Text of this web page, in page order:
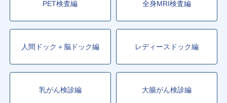
PET検査編 全身MRI検査編
人間ドック＋脳ドック編 レディースドック編
乳がん検診編 大腸がん検診編